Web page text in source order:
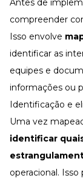
Antes de
compreender
Isso envolve
identificar as
equipes e
informações ou
Identificação e
Uma vez
identificar
operacional.